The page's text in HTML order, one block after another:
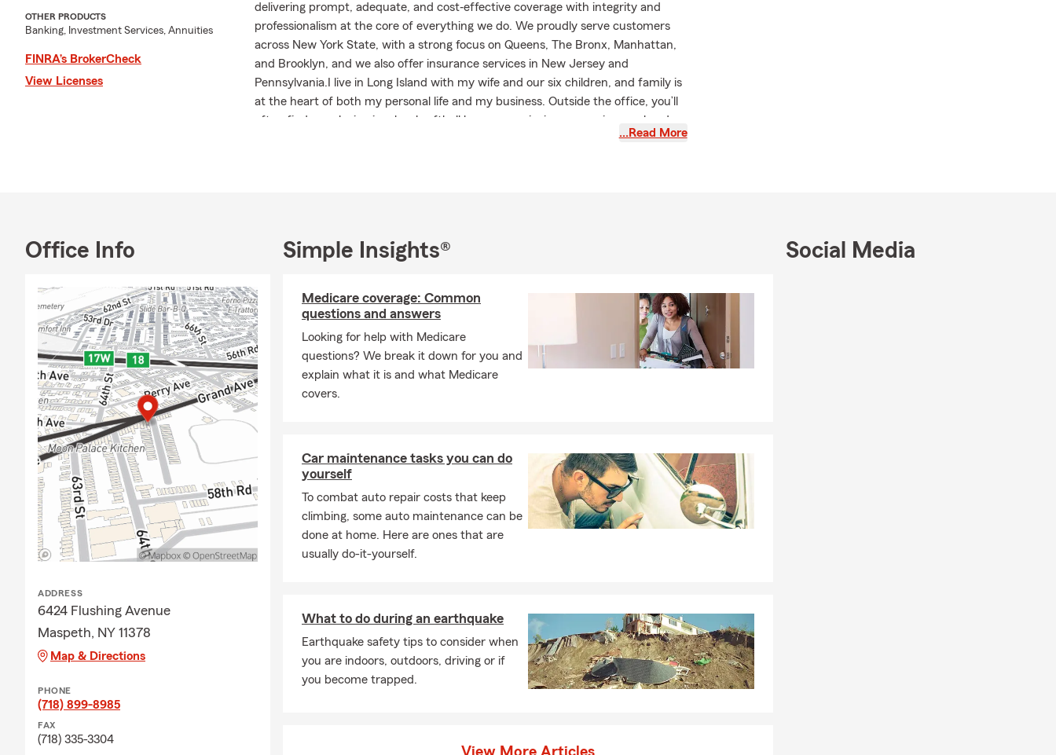
OTHER PRODUCTS
Banking, Investment Services, Annuities
FINRA’s BrokerCheck
View Licenses
delivering prompt, adequate, and cost‐effective coverage with integrity and
professionalism at the core of everything we do. We proudly serve customers
across New York State, with a strong focus on Queens, The Bronx, Manhattan,
and Brooklyn, and we also offer insurance services in New Jersey and
Pennsylvania.I live in Long Island with my wife and our six children, and family is
at the heart of both my personal life and my business. Outside the office, you’ll
often find me playing in a local softball league or enjoying a camping weekend.
Above all, my passion is giving back to the community we serve. From providing
respect, and attention—whether you’re protecting your family, your home, or
areas, we’d love the opportunity to connect and help you find coverage that
truly fits your needs.
Los miembros del equipo capacitados profesionalmente de Jim VonEiff State
Farm Agency están aquí para servir para todas sus necesidades financieras y de
seguros. Contamos con un excelente departamento de atención de siniestros, y
nuestra oficina está abierta 6 días a la semana. Nuestra misión es brindar una
cobertura rápida, adecuada y rentable a todos nuestros clientes en el estado de
Nueva York. Nos esforzamos por brindar a todos con un servicio excepcional
libre me gusta ver la tele y soy muy activa. Vivo en Long Island con mi esposa y 6
niños. Los fines de semana participo en una liga de softbol y me encanta ir de
campamento. Por encima de todo, mi misión de vida es ayudar a mi comunidad.
De proporcionar seguros de primer nivel para el servicio comunitario, patrocinar
eventos y ligas deportivas, y la tutoría, el voluntariado es una de mis mayores
pasiones. Visítenos hoy para obtener una cotización de seguro o visite nuestro
todas sus necesidades de seguro.
Profesjonalnie wyszkoleni członkowie zespołu agencji Jim VonEiff State Farm są
tutaj, aby służyć dla wszystkich Twoich potrzeb ubezpieczeniowych i
finansowych. Posiadamy doskonały dział obsługi reklamacji, a nasze biuro jest
…Read More
Office Info
ADDRESS
6424 Flushing Avenue
Maspeth, NY 11378
Map & Directions
PHONE
(718) 899-8985
FAX
(718) 335-3304
Simple Insights®
Medicare coverage: Common
questions and answers
Looking for help with Medicare
questions? We break it down for you and
explain what it is and what Medicare
covers.
Car maintenance tasks you can do
yourself
To combat auto repair costs that keep
climbing, some auto maintenance can be
done at home. Here are ones that are
usually do-it-yourself.
What to do during an earthquake
Earthquake safety tips to consider when
you are indoors, outdoors, driving or if
you become trapped.
View More Articles
Social Media